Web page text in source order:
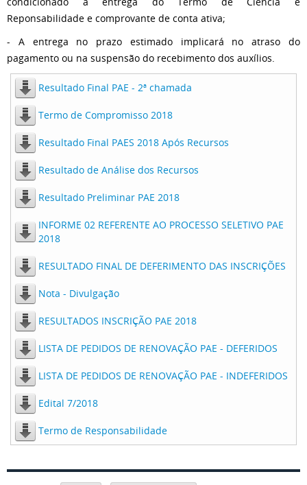
Reponsabilidade e comprovante de conta ativa;
- A entrega no prazo estimado implicará no atraso do
pagamento ou na suspensão do recebimento dos auxílios.
Resultado Final PAE - 2ª chamada
Termo de Compromisso 2018
Resultado Final PAES 2018 Após Recursos
Resultado de Análise dos Recursos
Resultado Preliminar PAE 2018
INFORME 02 REFERENTE AO PROCESSO SELETIVO PAE
2018
RESULTADO FINAL DE DEFERIMENTO DAS INSCRIÇÕES
Nota - Divulgação
RESULTADOS INSCRIÇÃO PAE 2018
LISTA DE PEDIDOS DE RENOVAÇÃO PAE - DEFERIDOS
LISTA DE PEDIDOS DE RENOVAÇÃO PAE - INDEFERIDOS
Edital 7/2018
Termo de Responsabilidade